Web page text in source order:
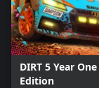
DIRT 5 Year One
Edition